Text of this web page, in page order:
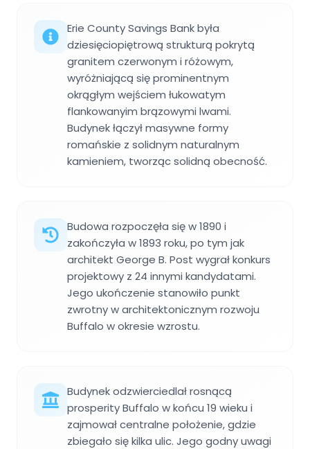
Erie County Savings Bank była
dziesięciopiętrową strukturą pokrytą
granitem czerwonym i różowym,
wyróżniającą się prominentnym
okrągłym wejściem łukowatym
flankowanyim brązowymi lwami.
Budynek łączył masywne formy
romańskie z solidnym naturalnym
kamieniem, tworząc solidną obecność.
Budowa rozpoczęła się w 1890 i
zakończyła w 1893 roku, po tym jak
architekt George B. Post wygrał konkurs
projektowy z 24 innymi kandydatami.
Jego ukończenie stanowiło punkt
zwrotny w architektonicznym rozwoju
Buffalo w okresie wzrostu.
Budynek odzwierciedlał rosnącą
prosperity Buffalo w końcu 19 wieku i
zajmował centralne położenie, gdzie
zbiegało się kilka ulic. Jego godny uwagi